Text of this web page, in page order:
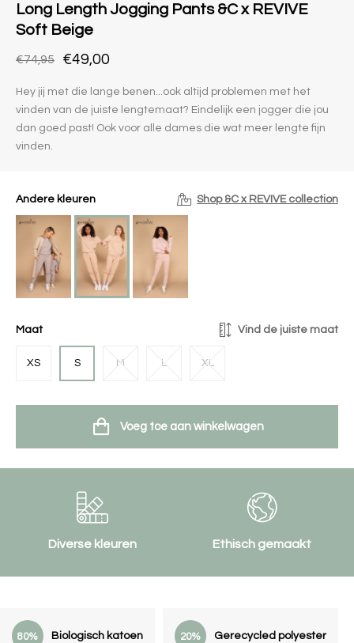
Long Length Jogging Pants &C x REVIVE
Soft Beige
€74,95 €49,00
Hey jij met die lange benen...ook altijd problemen met het
vinden van de juiste lengtemaat? Eindelijk een jogger die jou
dan goed past! Ook voor alle dames die wat meer lengte fijn
vinden.
Andere kleuren Shop &C x REVIVE collection
Maat Vind de juiste maat
XS S M L XL
Voeg toe aan winkelwagen
80% Biologisch katoen 20% Gerecycled polyester
Diverse kleuren Ethisch gemaakt